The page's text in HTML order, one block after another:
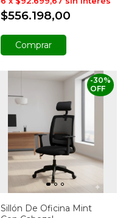
$556.198,00
Comprar
Sillón De Oficina Mint
-30%
OFF